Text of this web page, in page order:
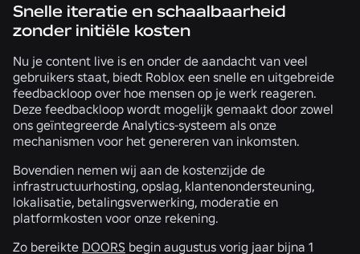
Snelle iteratie en schaalbaarheid
zonder initiële kosten
Nu je content live is en onder de aandacht van veel
gebruikers staat, biedt Roblox een snelle en uitgebreide
feedbackloop over hoe mensen op je werk reageren.
Deze feedbackloop wordt mogelijk gemaakt door zowel
ons geïntegreerde Analytics-systeem als onze
mechanismen voor het genereren van inkomsten.
Bovendien nemen wij aan de kostenzijde de
infrastructuurhosting, opslag, klantenondersteuning,
lokalisatie, betalingsverwerking, moderatie en
platformkosten voor onze rekening.
Zo bereikte DOORS begin augustus vorig jaar bijna 1